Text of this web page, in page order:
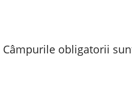
Câmpurile obligatorii